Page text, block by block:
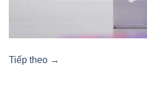
Tiếp theo →